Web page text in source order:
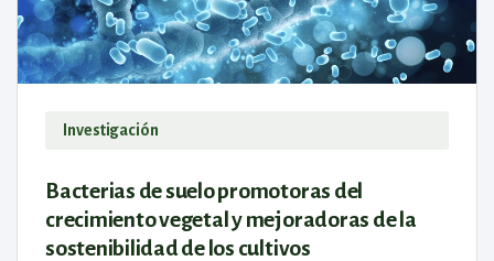
Investigación
Bacterias de suelo promotoras del
crecimiento vegetal y mejoradoras de la
sostenibilidad de los cultivos